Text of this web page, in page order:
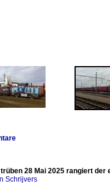
28 Mai 2025 rangiert der
Schrijvers